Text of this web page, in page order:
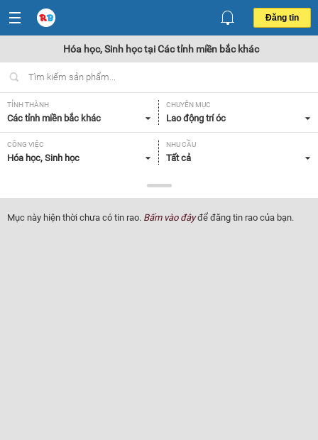
Đăng tin
Hóa học, Sinh học tại Các tỉnh miền bắc khác
TỈNH THÀNH
Các tỉnh miền bắc khác
CHUYÊN MỤC
Lao động trí óc
CÔNG VIỆC
Hóa học, Sinh học
NHU CẦU
Tất cả
Tất cả
Mục này hiện thời chưa có tin rao. Bấm vào đâyđể đăng tin rao của bạn.